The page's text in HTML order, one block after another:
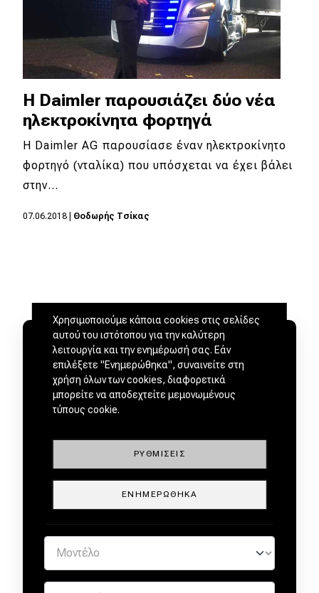
Η Daimler παρουσιάζει δύο νέα
ηλεκτροκίνητα φορτηγά
Η Daimler AG παρουσίασε έναν ηλεκτροκίνητο
φορτηγό (νταλίκα) που υπόσχεται να έχει βάλει
στην…
07.06.2018 Θοδωρής Τσίκας
ΜΕΤΑΧΕΙΡΙΣΜΕΝΑ ΑΠΟ
Χρησιμοποιούμε κάποια cookies στις σελίδες
αυτού του ιστότοπου για την καλύτερη
λειτουργία και την ενημέρωσή σας. Εάν
επιλέξετε "Ενημερώθηκα", συναινείτε στη
χρήση όλων των cookies, διαφορετικά
μπορείτε να αποδεχτείτε μεμονωμένους
τύπους cookie.
ΡΥΘΜΊΣΕΙΣ
ΕΝΗΜΕΡΏΘΗΚΑ